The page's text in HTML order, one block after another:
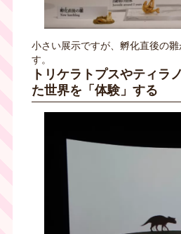
小さい展示ですが、孵化直後の
す。
トリケラトプスやティラ
た世界を「体験」する